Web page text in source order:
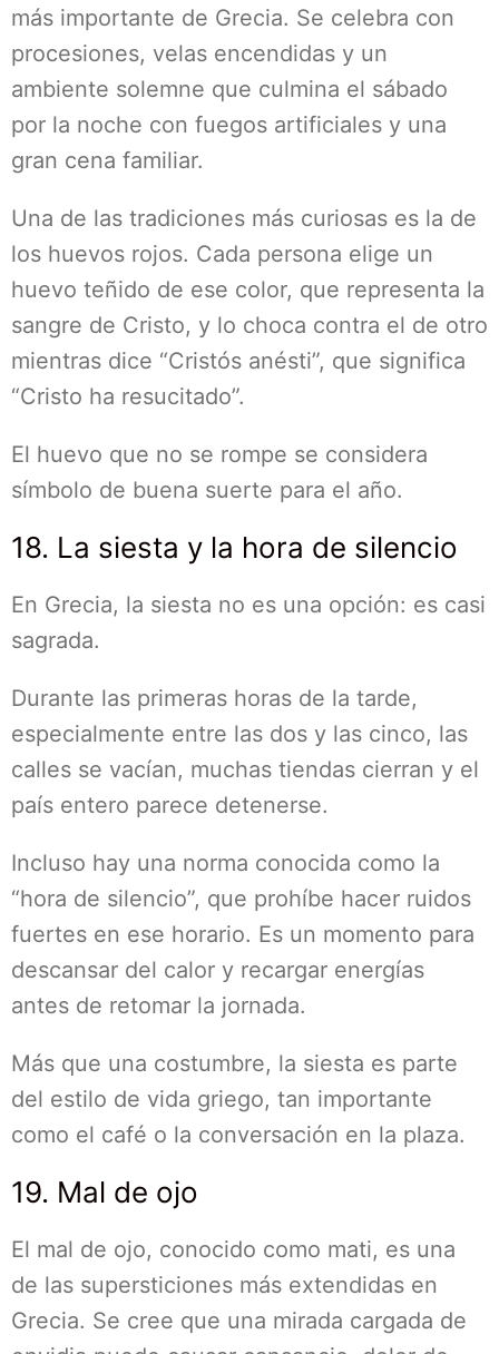
más importante de Grecia. Se celebra con
procesiones, velas encendidas y un
ambiente solemne que culmina el sábado
por la noche con fuegos artificiales y una
gran cena familiar.
Una de las tradiciones más curiosas es la de
los huevos rojos. Cada persona elige un
huevo teñido de ese color, que representa la
sangre de Cristo, y lo choca contra el de otro
mientras dice “Cristós anésti”, que significa
“Cristo ha resucitado”.
El huevo que no se rompe se considera
símbolo de buena suerte para el año.
18. La siesta y la hora de silencio
En Grecia, la siesta no es una opción: es casi
sagrada.
Durante las primeras horas de la tarde,
especialmente entre las dos y las cinco, las
calles se vacían, muchas tiendas cierran y el
país entero parece detenerse.
Incluso hay una norma conocida como la
“hora de silencio”, que prohíbe hacer ruidos
fuertes en ese horario. Es un momento para
descansar del calor y recargar energías
antes de retomar la jornada.
Más que una costumbre, la siesta es parte
del estilo de vida griego, tan importante
como el café o la conversación en la plaza.
19. Mal de ojo
El mal de ojo, conocido como mati, es una
de las supersticiones más extendidas en
Grecia. Se cree que una mirada cargada de